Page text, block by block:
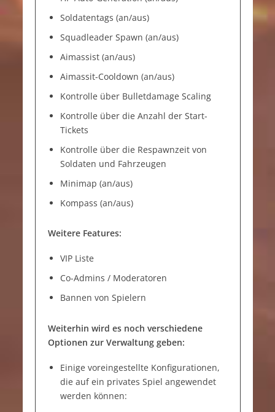
Soldatentags (an/aus)
Squadleader Spawn (an/aus)
Aimassist (an/aus)
Aimassit-Cooldown (an/aus)
Kontrolle über Bulletdamage Scaling
Kontrolle über die Anzahl der Start-
Tickets
Kontrolle über die Respawnzeit von
Soldaten und Fahrzeugen
Minimap (an/aus)
Kompass (an/aus)
Weitere Features:
VIP Liste
Co-Admins / Moderatoren
Bannen von Spielern
Weiterhin wird es noch verschiedene
Optionen zur Verwaltung geben:
Einige voreingestellte Konfigurationen,
die auf ein privates Spiel angewendet
werden können: